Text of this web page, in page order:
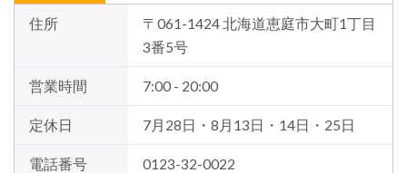
住所
〒061-1424 北海道恵庭市大町1丁目
3番5号
営業時間 7:00 - 20:00
定休日 7月28日・8月13日・14日・25日
電話番号 0123-32-0022